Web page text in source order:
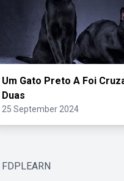
Um Gato Preto A Foi
Duas
25 September 2024
FDPLEARN